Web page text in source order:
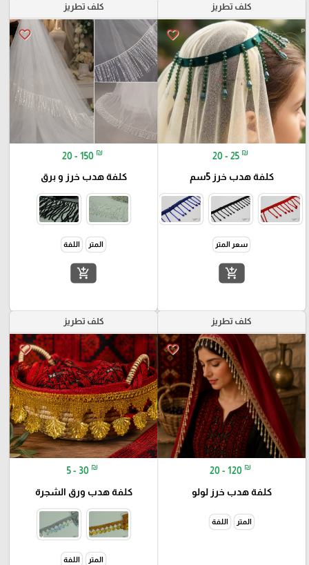
كلف تطريز
favorite_border
20 - 25 ₪
كلفة هدب خرز 5سم
سعر المتر
add_shopping_cart
كلف تطريز
favorite_border
20 - 150 ₪
كلفة هدب خرز و برق
المتر اللفة
add_shopping_cart
كلف تطريز
favorite_border
20 - 120 ₪
كلفة هدب خرز لولو
المتر اللفة
كلف تطريز
favorite_border
5 - 30 ₪
كلفة هدب ورق الشجرة
المتر اللفة